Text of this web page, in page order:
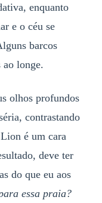
enquanto
e o céu se
barcos
ao longe.
olhos profundos
contrastando
é um cara
deve ter
do que eu aos
essa praia?